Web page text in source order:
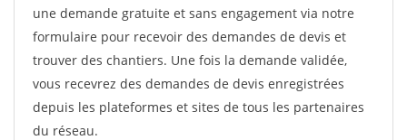
une demande gratuite et sans engagement via notre
formulaire pour recevoir des demandes de devis et
trouver des chantiers. Une fois la demande validée,
vous recevrez des demandes de devis enregistrées
depuis les plateformes et sites de tous les partenaires
du réseau.